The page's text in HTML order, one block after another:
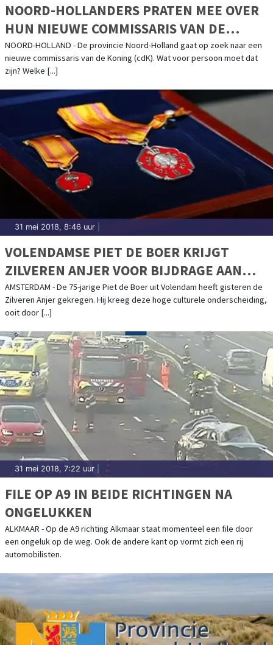
NOORD-HOLLANDERS PRATEN MEE OVER
HUN NIEUWE COMMISSARIS VAN DE
KONING
NOORD-HOLLAND - De provincie Noord-Holland gaat op zoek naar een
nieuwe commissaris van de Koning (cdK). Wat voor persoon moet dat
zijn? Welke [...]
31 mei 2018, 8:46 uur
VOLENDAMSE PIET DE BOER KRIJGT
ZILVEREN ANJER VOOR BIJDRAGE AAN
NEDERLANDSE CULTUUR
AMSTERDAM - De 75-jarige Piet de Boer uit Volendam heeft gisteren de
Zilveren Anjer gekregen. Hij kreeg deze hoge culturele onderscheiding,
ooit door [...]
31 mei 2018, 7:22 uur
FILE OP A9 IN BEIDE RICHTINGEN NA
ONGELUKKEN
ALKMAAR - Op de A9 richting Alkmaar staat momenteel een file door
een ongeluk op de weg. Ook de andere kant op vormt zich een rij
automobilisten.